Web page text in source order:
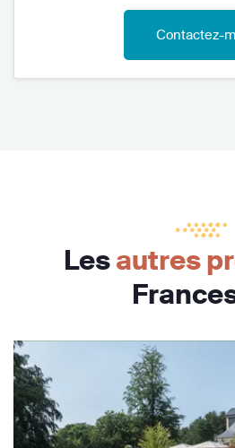
Contactez-
Lesautres